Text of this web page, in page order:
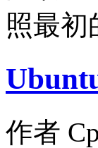
照最初
作者